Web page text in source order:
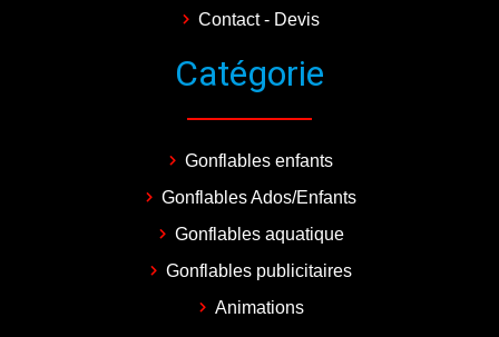
Contact - Devis
Catégorie
Gonflables enfants
Gonflables Ados/Enfants
Gonflables aquatique
Gonflables publicitaires
Animations